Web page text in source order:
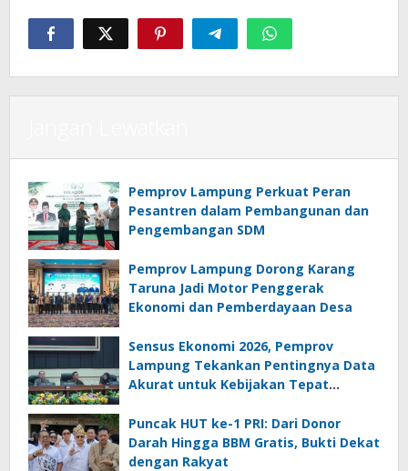
Pemprov Lampung Perkuat Peran
Pesantren dalam Pembangunan dan
Pengembangan SDM
Pemprov Lampung Dorong Karang
Taruna Jadi Motor Penggerak
Ekonomi dan Pemberdayaan Desa
Sensus Ekonomi 2026, Pemprov
Lampung Tekankan Pentingnya Data
Akurat untuk Kebijakan Tepat
Puncak HUT ke-1 PRI: Dari Donor
Darah Hingga BBM Gratis, Bukti Dekat
dengan Rakyat